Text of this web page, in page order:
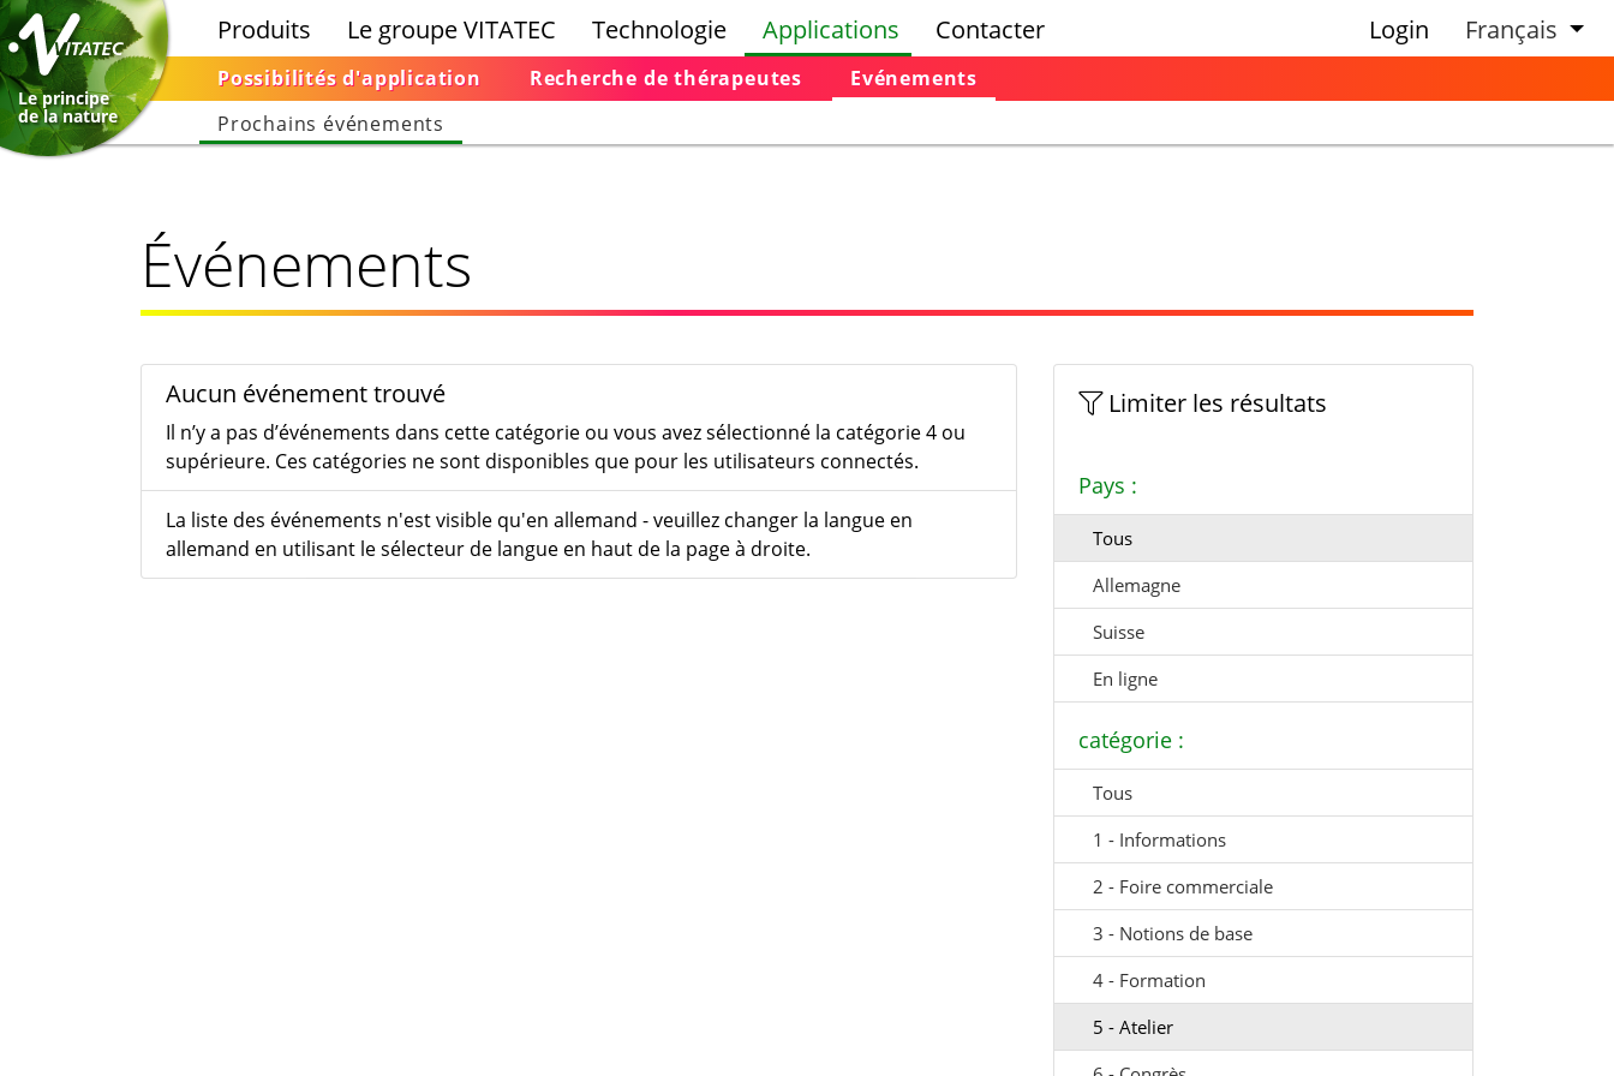
Le principe
de la nature
Produits Le groupe VITATEC Technologie Applications
Possibilités d'application Recherche de thérapeutes
Evénements
Prochains événements
Contacter Login Français
Événements
Aucun événement trouvé
Il n’y a pas d’événements dans cette catégorie ou vous avez sélectionné la catégorie 4 ou
supérieure. Ces catégories ne sont disponibles que pour les utilisateurs connectés.
La liste des événements n'est visible qu'en allemand - veuillez changer la langue en
allemand en utilisant le sélecteur de langue en haut de la page à droite.
Limiter les résultats
Pays :
Tous
Allemagne
Suisse
En ligne
catégorie :
Tous
1 - Informations
2 - Foire commerciale
3 - Notions de base
4 - Formation
5 - Atelier